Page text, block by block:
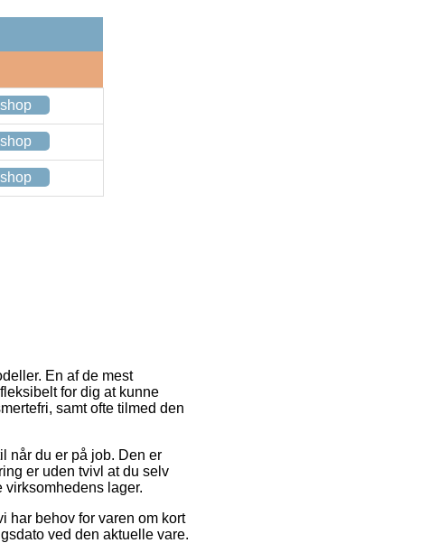
En af de mest
for dig at kunne
samt ofte tilmed den
når du er på job. Den er
er uden tvivl at du selv
virksomhedens lager.
har behov for varen om kort
ved den aktuelle vare.